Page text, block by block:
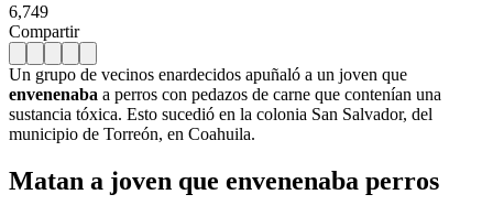
6,749
Compartir
Un grupo de vecinos enardecidos apuñaló a un joven que
envenenaba a perros con pedazos de carne que contenían una
sustancia tóxica. Esto sucedió en la colonia San Salvador, del
municipio de Torreón, en Coahuila.
Matan a joven que envenenaba perros